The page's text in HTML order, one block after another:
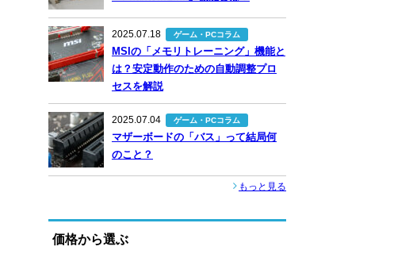
2025.07.18 ゲーム・PCコラム
MSIの「メモリトレーニング」機能と
は？安定動作のための自動調整プロ
セスを解説
2025.07.04 ゲーム・PCコラム
マザーボードの「バス」って結局何
のこと？
もっと見る
価格から選ぶ